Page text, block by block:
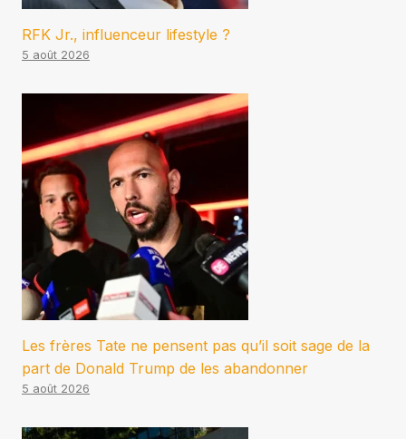
RFK Jr., influenceur lifestyle ?
5 août 2026
Les frères Tate ne pensent pas qu’il soit sage de la
part de Donald Trump de les abandonner
5 août 2026